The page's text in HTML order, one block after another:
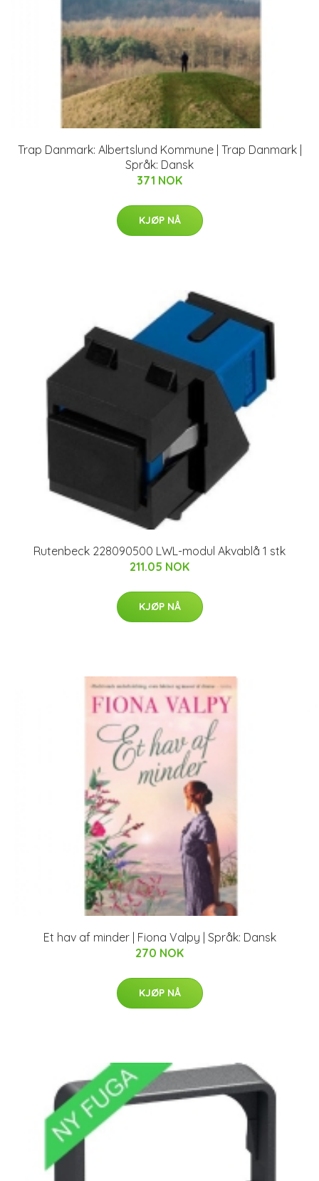
Trap Danmark: Albertslund Kommune | Trap Danmark |
Språk: Dansk
371 NOK
KJØP NÅ
Rutenbeck 228090500 LWL-modul Akvablå 1 stk
211.05 NOK
KJØP NÅ
Et hav af minder | Fiona Valpy | Språk: Dansk
270 NOK
KJØP NÅ